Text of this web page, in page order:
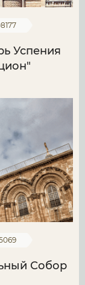
Успения
Собор